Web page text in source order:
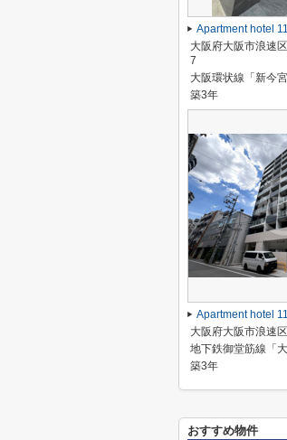
Apartment hotel
大阪府大阪市浪速
7
大阪環状線「新今
築3年
Apartment hotel
大阪府大阪市浪速
地下鉄御堂筋線「
築3年
おすすめ物件